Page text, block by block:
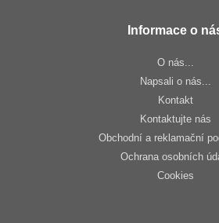
Informace o
O nás...
Napsali o nás...
Kontakt
Kontaktujte nás
Obchodní a reklamační
Ochrana osobních
Cookies